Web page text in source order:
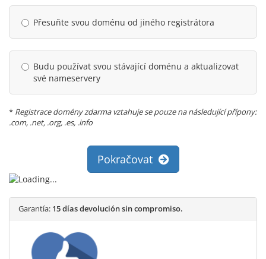
Přesuňte svou doménu od jiného registrátora
Budu používat svou stávající doménu a aktualizovat
své nameservery
* Registrace domény zdarma vztahuje se pouze na následující přípony:
.com, .net, .org, .es, .info
Pokračovat
Garantía: 15 días devolución sin compromiso.